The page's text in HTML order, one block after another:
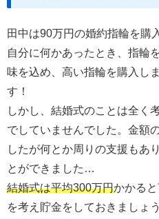
田中は90万円の婚約指輪を購
自分に何かあったとき、指輪
味を込め、高い指輪を購入し
す！
しかし、結婚式のことは全く
でしていませんでした。金額
したが何とか周りの支援もあ
とができました…
結婚式は平均300万円かかる
を考え貯金をしておきましょう